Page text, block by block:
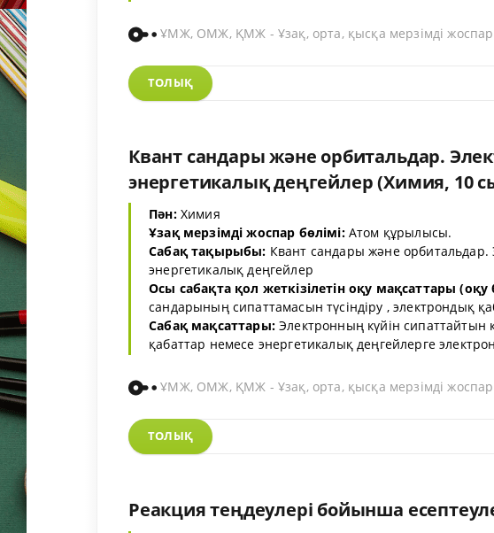
ҰМЖ, ОМЖ, ҚМЖ - Ұзақ, орта, қысқа мерзімді жоспар
ТОЛЫҚ
Квант сандары және орбитальдар.
энергетикалық деңгейлер (Химия, 10
Пән:Химия
Ұзақ мерзімді жоспар бөлімі:Атом құрылысы.
Сабақ тақырыбы: Квант сандары және
энергетикалық деңгейлер
Осы сабақта қол жеткізілетін оқу мақсаттары
сандарының сипаттамасын түсіндіру , электрондық
Сабақ мақсаттары:Электронның күйін сипаттайтын
қабаттар немесе энергетикалық деңгейлерге
ҰМЖ, ОМЖ, ҚМЖ - Ұзақ, орта, қысқа мерзімді жоспар
ТОЛЫҚ
Реакция теңдеулері бойынша